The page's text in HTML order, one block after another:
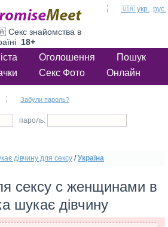
Секс знайомства в
18+
Оголошення
Пошук
Секс Фото Онлайн
Забули пароль?
пароль:
🇺🇦 укр. рус.
дівчину для сексу /Україна
сексу с женщинами в
шукає дівчину